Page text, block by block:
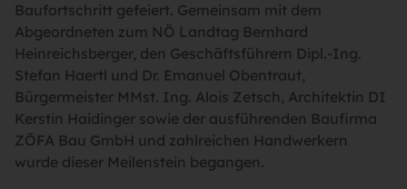
Baufortschritt gefeiert. Gemeinsam mit dem
Abgeordneten zum NÖ Landtag Bernhard
Heinreichsberger, den Geschäftsführern Dipl.-Ing.
Stefan Haertl und Dr. Emanuel Obentraut,
Bürgermeister MMst. Ing. Alois Zetsch, Architektin DI
Kerstin Haidinger sowie der ausführenden Baufirma
ZÖFA Bau GmbH und zahlreichen Handwerkern
wurde dieser Meilenstein begangen.